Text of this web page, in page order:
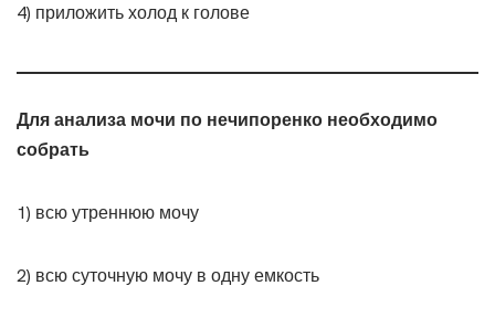
4) приложить холод к голове
Для анализа мочи по нечипоренко необходимо
собрать
1) всю утреннюю мочу
2) всю суточную мочу в одну емкость